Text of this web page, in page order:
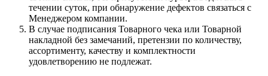
течении суток, при обнаружение дефектов связаться с
Менеджером компании.
В случае подписания Товарного чека или Товарной
накладной без замечаний, претензии по количеству,
ассортименту, качеству и комплектности
удовлетворению не подлежат.